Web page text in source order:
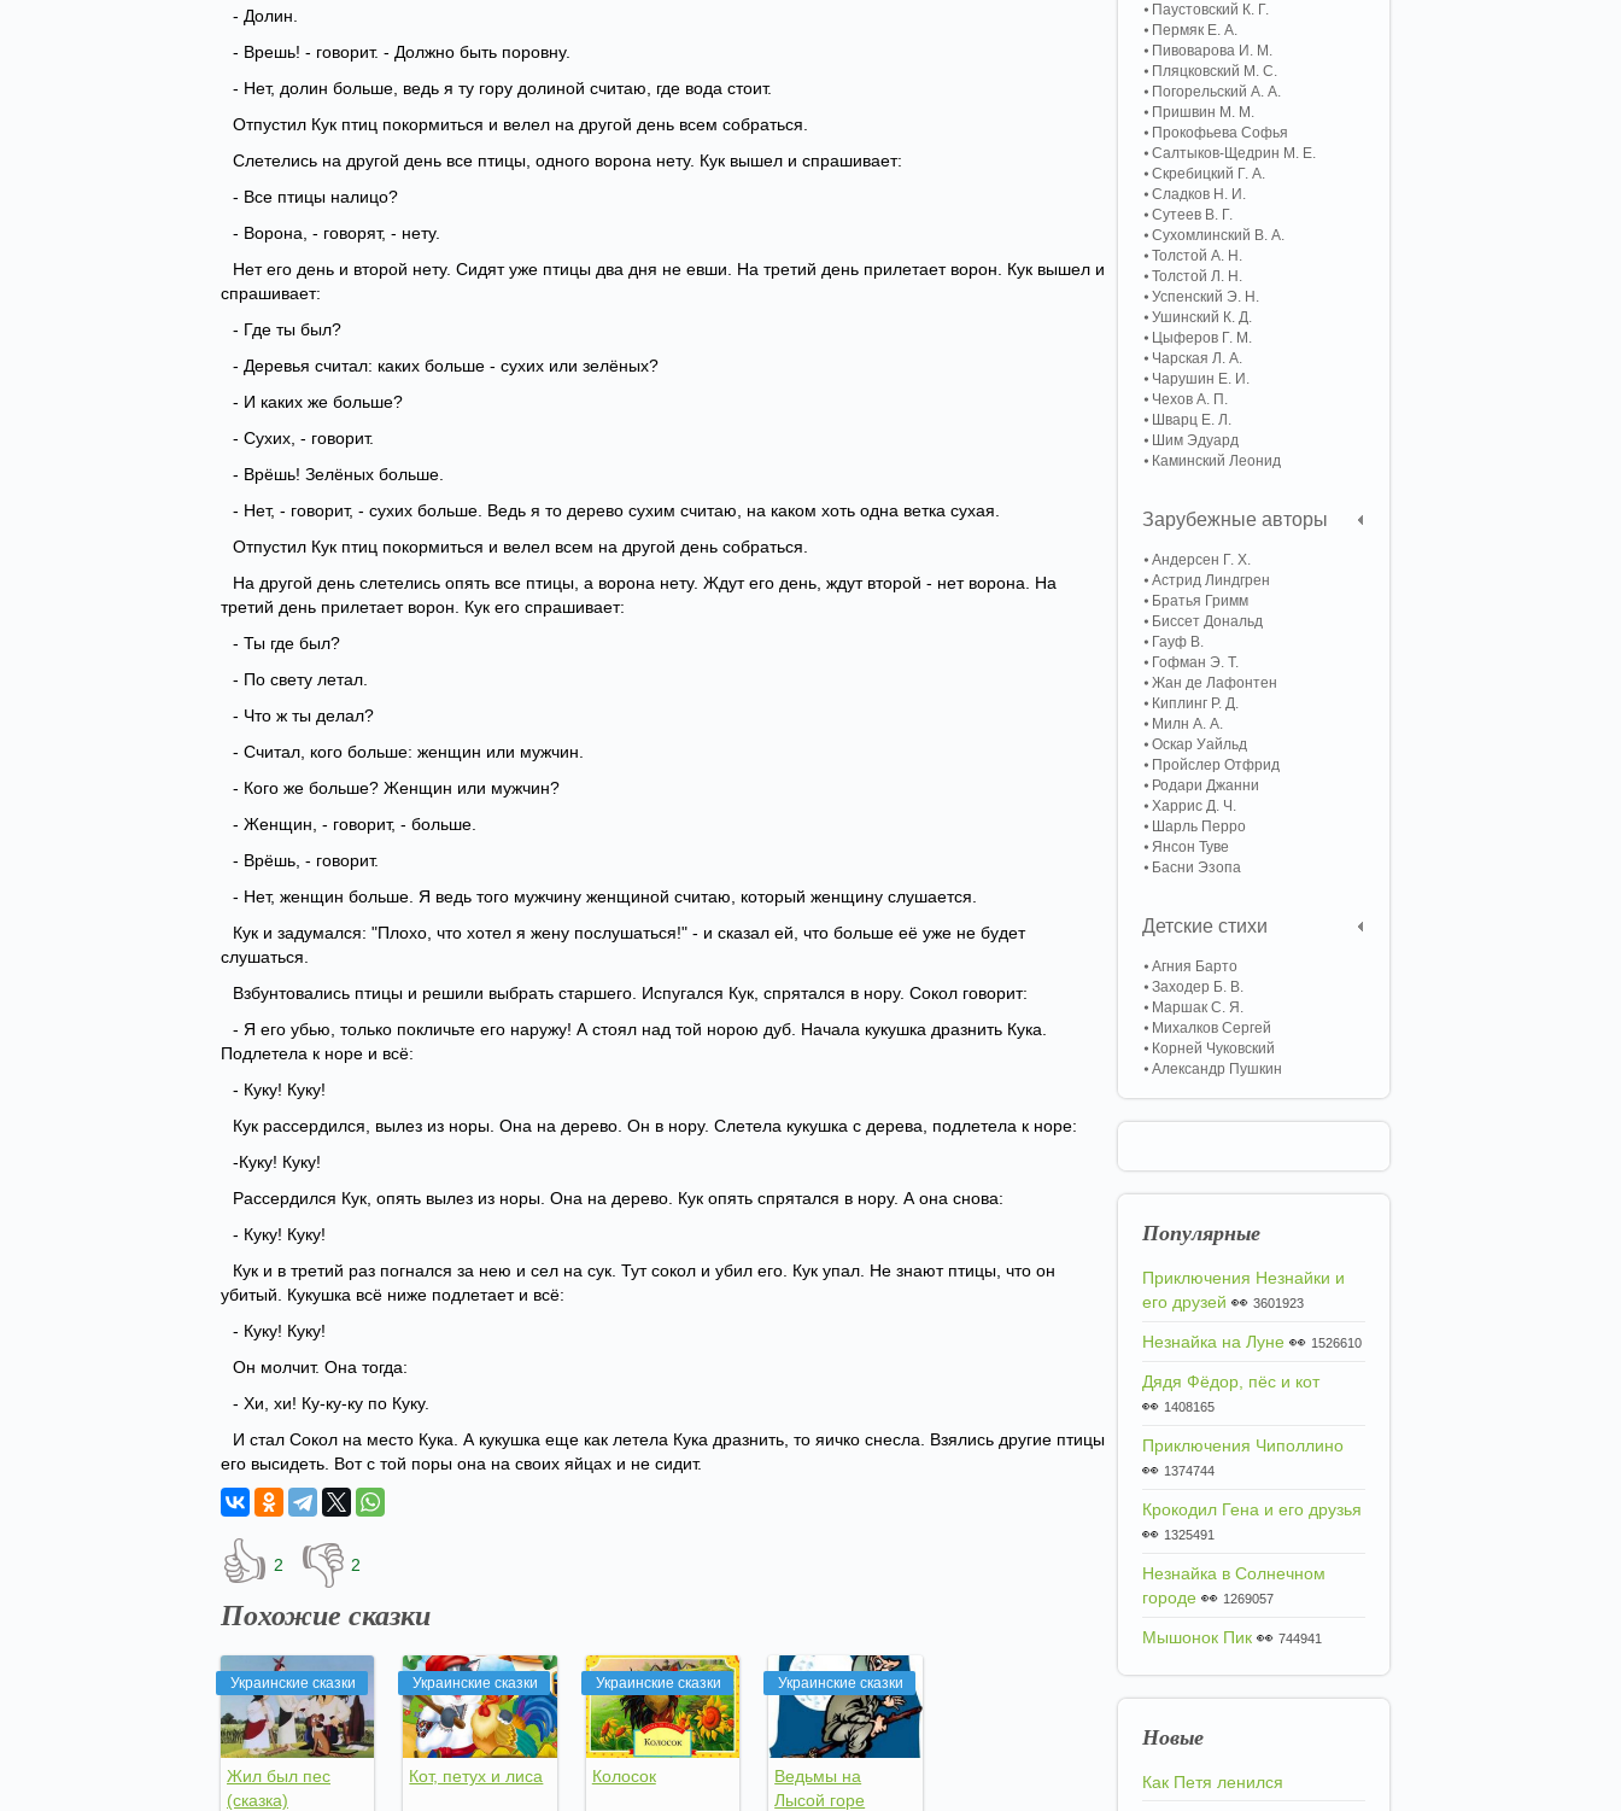
- Долин.
- Врешь! - говорит. - Должно быть поровну.
- Нет, долин больше, ведь я ту гору долиной считаю, где вода стоит.
Отпустил Кук птиц покормиться и велел на другой день всем собраться.
Слетелись на другой день все птицы, одного ворона нету. Кук вышел и спрашивает:
- Все птицы налицо?
- Ворона, - говорят, - нету.
Нет его день и второй нету. Сидят уже птицы два дня не евши. На третий день прилетает ворон. Кук вышел и
спрашивает:
- Где ты был?
- Деревья считал: каких больше - сухих или зелёных?
- И каких же больше?
- Сухих, - говорит.
- Врёшь! Зелёных больше.
- Нет, - говорит, - сухих больше. Ведь я то дерево сухим считаю, на каком хоть одна ветка сухая.
Отпустил Кук птиц покормиться и велел всем на другой день собраться.
На другой день слетелись опять все птицы, а ворона нету. Ждут его день, ждут второй - нет ворона. На
третий день прилетает ворон. Кук его спрашивает:
- Ты где был?
- По свету летал.
- Что ж ты делал?
- Считал, кого больше: женщин или мужчин.
- Кого же больше? Женщин или мужчин?
- Женщин, - говорит, - больше.
- Врёшь, - говорит.
- Нет, женщин больше. Я ведь того мужчину женщиной считаю, который женщину слушается.
Кук и задумался: "Плохо, что хотел я жену послушаться!" - и сказал ей, что больше её уже не будет
слушаться.
Взбунтовались птицы и решили выбрать старшего. Испугался Кук, спрятался в нору. Сокол говорит:
- Я его убью, только покличьте его наружу! А стоял над той норою дуб. Начала кукушка дразнить Кука.
Подлетела к норе и всё:
- Куку! Куку!
Кук рассердился, вылез из норы. Она на дерево. Он в нору. Слетела кукушка с дерева, подлетела к норе:
-Куку! Куку!
Рассердился Кук, опять вылез из норы. Она на дерево. Кук опять спрятался в нору. А она снова:
- Куку! Куку!
Кук и в третий раз погнался за нею и сел на сук. Тут сокол и убил его. Кук упал. Не знают птицы, что он
убитый. Кукушка всё ниже подлетает и всё:
- Куку! Куку!
Он молчит. Она тогда:
- Хи, хи! Ку-ку-ку по Куку.
И стал Сокол на место Кука. А кукушка еще как летела Кука дразнить, то яичко снесла. Взялись другие птицы
его высидеть. Вот с той поры она на своих яйцах и не сидит.
👍 2 👎 2
Похожие сказки
Украинские сказки
Жил был пес
(сказка)
Украинские сказки
Кот, петух и лиса
Украинские сказки
Колосок
Украинские сказки
Ведьмы на
Лысой горе
Паустовский К. Г.
Пермяк Е. А.
Пивоварова И. М.
Пляцковский М. С.
Погорельский А. A.
Пришвин М. М.
Прокофьева Софья
Салтыков-Щедрин М. Е.
Скребицкий Г. А.
Сладков Н. И.
Сутеев В. Г.
Сухомлинский В. А.
Толстой А. Н.
Толстой Л. Н.
Успенский Э. Н.
Ушинский К. Д.
Цыферов Г. М.
Чарская Л. А.
Чарушин Е. И.
Чехов А. П.
Шварц Е. Л.
Шим Эдуард
Каминский Леонид
Зарубежные авторы
Андерсен Г. Х.
Астрид Линдгрен
Братья Гримм
Биссет Дональд
Гауф В.
Гофман Э. Т.
Жан де Лафонтен
Киплинг Р. Д.
Милн А. А.
Оскар Уайльд
Пройслер Отфрид
Родари Джанни
Харрис Д. Ч.
Шарль Перро
Янсон Туве
Басни Эзопа
Детские стихи
Агния Барто
Заходер Б. В.
Маршак С. Я.
Михалков Сергей
Корней Чуковский
Александр Пушкин
Популярные
Приключения Незнайки и
его друзей 👀 3601923
Незнайка на Луне 👀 1526610
Дядя Фёдор, пёс и кот
👀 1408165
Приключения Чиполлино
👀 1374744
Крокодил Гена и его друзья
👀 1325491
Незнайка в Солнечном
городе 👀 1269057
Мышонок Пик 👀 744941
Новые
Как Петя ленился